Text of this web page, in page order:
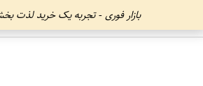
بازار فوری - تجربه یک خرید لذت